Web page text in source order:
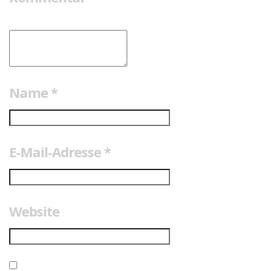
Name *
E-Mail-Adresse *
Website